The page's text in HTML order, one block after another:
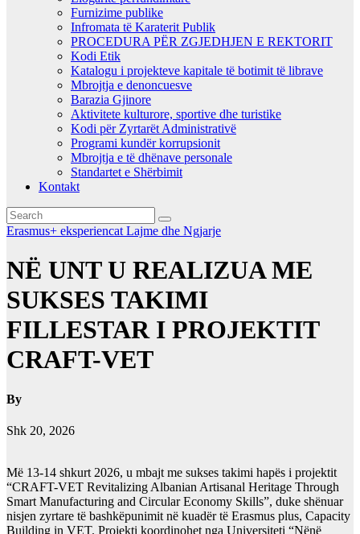
Furnizime publike
Infromata të Karaterit Publik
PROCEDURA PËR ZGJEDHJEN E REKTORIT
Kodi Etik
Katalogu i projekteve kapitale të botimit të librave
Mbrojtja e denoncuesve
Barazia Gjinore
Aktivitete kulturore, sportive dhe turistike
Kodi për Zyrtarët Administrativë
Programi kundër korrupsionit
Mbrojtja e të dhënave personale
Standartet e Shërbimit
Kontakt
Erasmus+ eksperiencat Lajme dhe Ngjarje
NË UNT U REALIZUA ME
SUKSES TAKIMI
FILLESTAR I PROJEKTIT
CRAFT-VET
By
Shk 20, 2026
Më 13-14 shkurt 2026, u mbajt me sukses takimi hapës i projektit
“CRAFT-VET Revitalizing Albanian Artisanal Heritage Through
Smart Manufacturing and Circular Economy Skills”, duke shënuar
nisjen zyrtare të bashkëpunimit në kuadër të Erasmus plus, Capacity
Building in VET. Projekti koordinohet nga Universiteti “Nënë